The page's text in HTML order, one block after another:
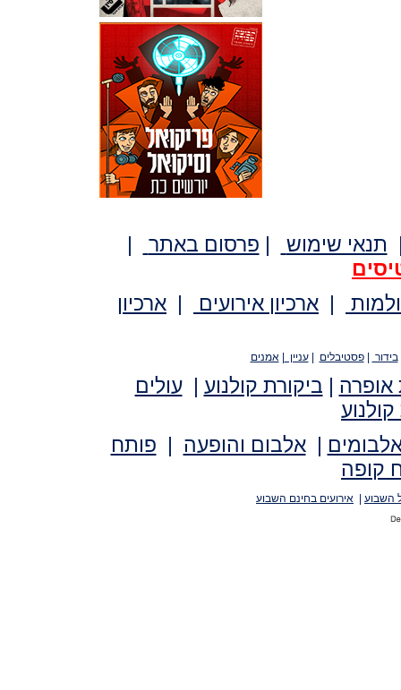
תנאי שימוש | פרסום באתר
|
| ארכיון אירועים | ארכיון
בידור |פסטיבלים |עניין |אמנים
אופרה | ביקורת קולנוע |עולים
קולנוע
|אלבום והופעה | פותח
קופה
השבוע אירועים בחינם השבוע